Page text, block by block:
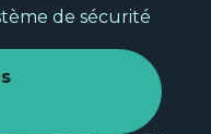
de sécurité